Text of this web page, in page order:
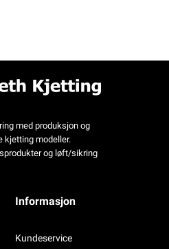
med produksjon og
kjetting modeller.
og løft/sikring
Informasjon
Kundeservice